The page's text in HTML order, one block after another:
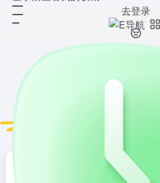
去登录
烟火录
E导航 ios导航